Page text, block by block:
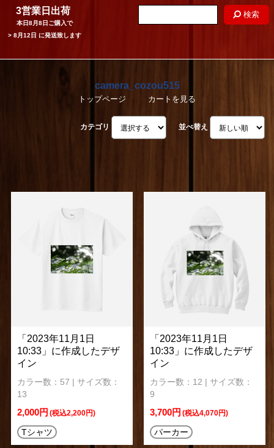
3営業日出荷
本日8月8日 ご購入で
> 8月12日 に発送致します
検索
camera_cozou515
トップページ カートを見る
カテゴリ 並べ替え
「2023年11月1日
10:33」に作成したデザ
イン
カラー数：57 | サイズ数：
13
2,000円 (税込2,200円)
Tシャツ
「2023年11月1日
10:33」に作成したデザ
イン
カラー数：12 | サイズ数：
9
3,700円 (税込4,070円)
パーカー